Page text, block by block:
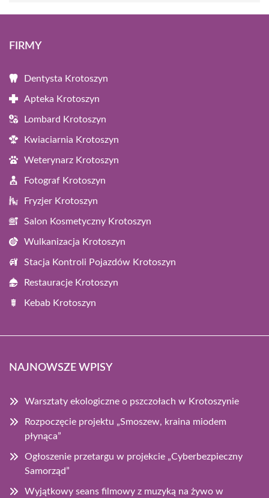
FIRMY
Dentysta Krotoszyn
Apteka Krotoszyn
Lombard Krotoszyn
Kwiaciarnia Krotoszyn
Weterynarz Krotoszyn
Fotograf Krotoszyn
Fryzjer Krotoszyn
Salon Kosmetyczny Krotoszyn
Wulkanizacja Krotoszyn
Stacja Kontroli Pojazdów Krotoszyn
Restauracje Krotoszyn
Kebab Krotoszyn
NAJNOWSZE WPISY
Warsztaty ekologiczne o pszczołach w Krotoszynie
Rozpoczęcie projektu „Smoszew, kraina miodem
płynąca”
Ogłoszenie przetargu w projekcie „Cyberbezpieczny
Samorząd”
Wyjątkowy seans filmowy z muzyką na żywo w